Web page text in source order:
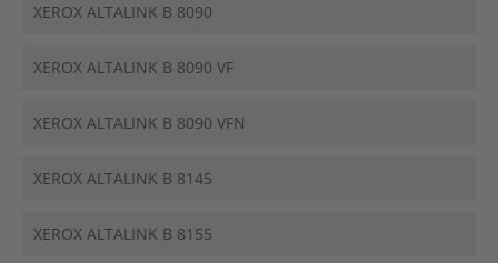
XEROX ALTALINK B 8090
XEROX ALTALINK B 8090 VF
XEROX ALTALINK B 8090 VFN
XEROX ALTALINK B 8145
XEROX ALTALINK B 8155